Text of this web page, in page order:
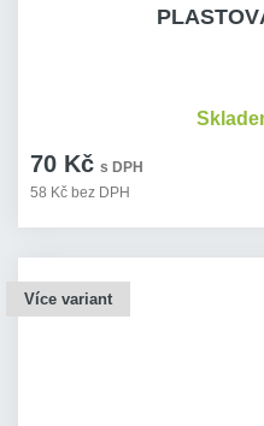
70 Kč s DPH
58 Kč bez DPH
Více variant